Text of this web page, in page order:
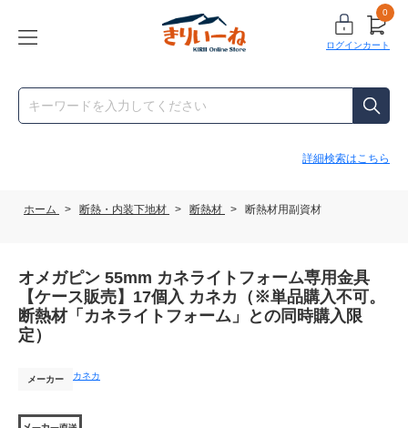
ログイン
0
カート
詳細検索はこちら
ホーム > 断熱・内装下地材 > 断熱材 > 断熱材用副資材
オメガピン 55mm カネライトフォーム専用金具
【ケース販売】17個入 カネカ（※単品購入不可。
断熱材「カネライトフォーム」との同時購入限
定）
メーカー カネカ